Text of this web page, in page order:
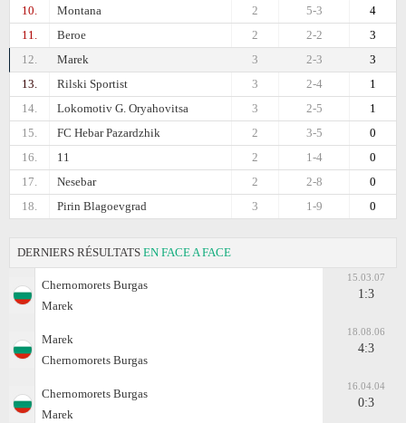
10.
Montana 4
5-3
2
11.
Beroe 3
2-2
2
12.
Marek 3
2-3
3
13.
Rilski Sportist 1
2-4
3
14.
Lokomotiv G. Oryahovitsa 1
2-5
3
15.
FC Hebar Pazardzhik 0
3-5
2
16.
11 0
1-4
2
17.
Nesebar 0
2-8
2
18.
Pirin Blagoevgrad 0
1-9
3
DERNIERS RÉSULTATS EN FACE A FACE
Chernomorets Burgas
Marek
15.03.07
1:3
Marek
Chernomorets Burgas
18.08.06
4:3
Chernomorets Burgas
Marek
16.04.04
0:3